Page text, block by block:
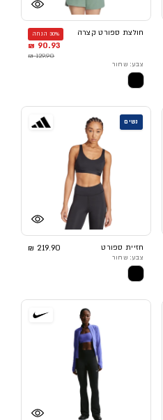
חולצת ספורט קצרה 30% הנחה
90.93 ₪
129.90 ₪
צבע: שחור
נשים
חזיית ספורט 219.90 ₪
צבע: שחור